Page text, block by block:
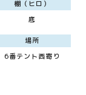
棚（ヒロ）
底
場所
6番テント西寄り